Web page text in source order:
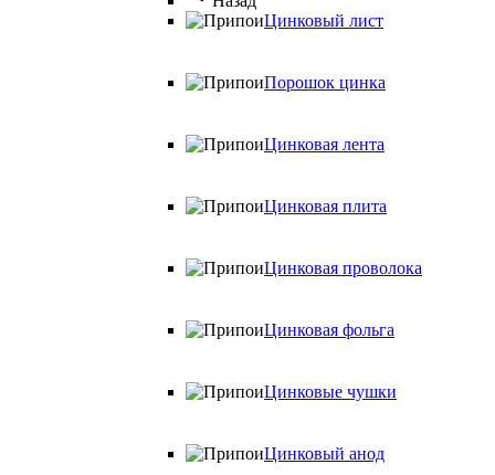
Цинковый лист
Порошок цинка
Цинковая лента
Цинковая плита
Цинковая проволока
Цинковая фольга
Цинковые чушки
Цинковый анод